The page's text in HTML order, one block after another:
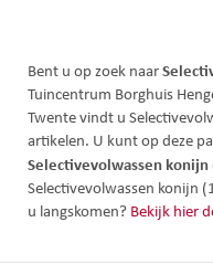
Bent u op zoek naar
Tuincentrum Borghuis
Twente vindt u
artikelen. U kunt op deze
Selectivevolwassen konijn
Selectivevolwassen konijn
u langskomen? Bekijk hier